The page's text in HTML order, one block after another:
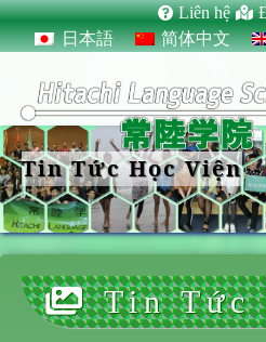
Liên hệ
日本語
简体中文
Tin Tức Học Viện
Tin Tức